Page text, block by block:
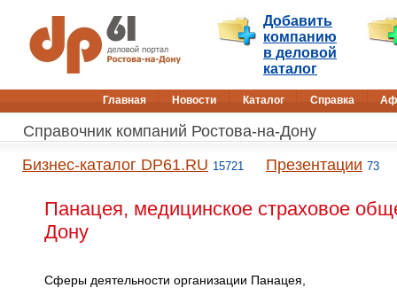
Добавить
компанию
в деловой
каталог
Главная Новости Каталог Справка
Справочник компаний Ростова-на-Дону
Бизнес-каталог DP61.RU 15721 Презентации 73
Панацея, медицинское страховое
Дону
Сферы деятельности организации Панацея,